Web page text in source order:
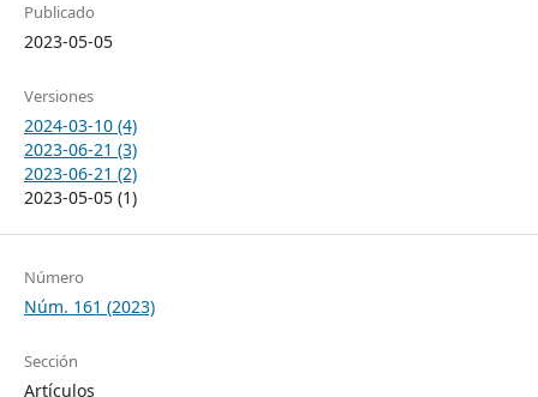
Publicado
2023-05-05
Versiones
2024-03-10 (4)
2023-06-21 (3)
2023-06-21 (2)
2023-05-05 (1)
Número
Núm. 161 (2023)
Sección
Artículos